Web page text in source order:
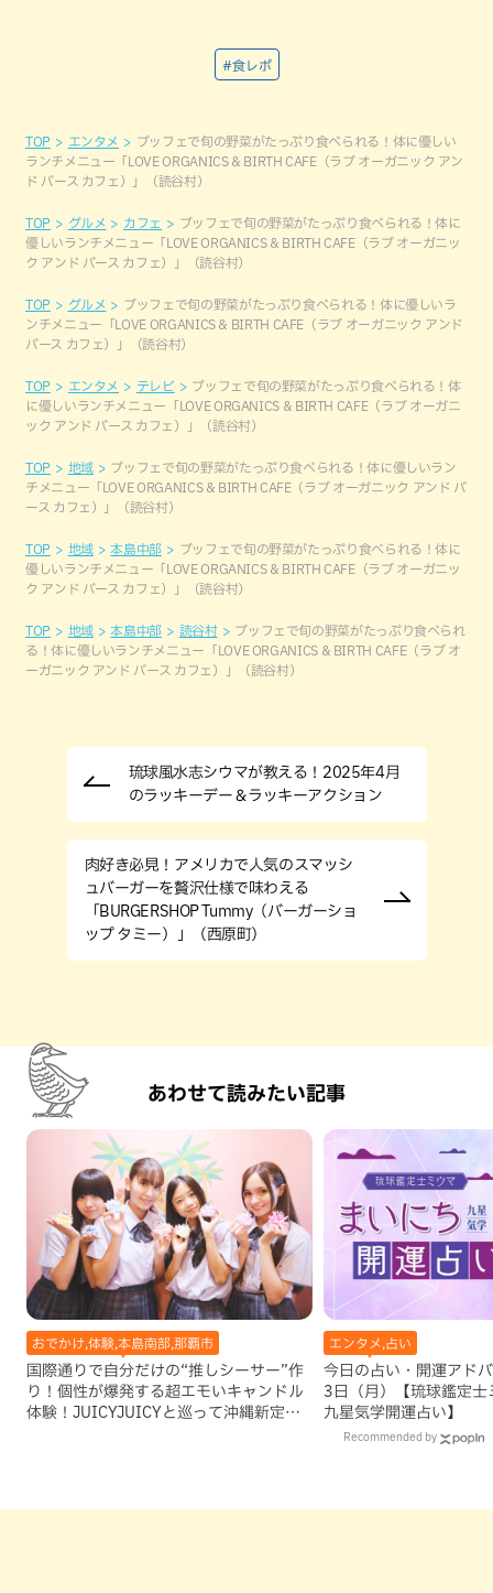
#食レポ
TOP エンタメ
ブッフェで旬の野菜がたっぷり食べられる！体に優しい
ランチメニュー「LOVE ORGANICS & BIRTH CAFE（ラブ オーガニック アン
ド バース カフェ）」（読谷村）
TOP グルメ カフェ
ブッフェで旬の野菜がたっぷり食べられる！体に
優しいランチメニュー「LOVE ORGANICS & BIRTH CAFE（ラブ オーガニッ
ク アンド バース カフェ）」（読谷村）
TOP グルメ
ブッフェで旬の野菜がたっぷり食べられる！体に優しいラ
ンチメニュー「LOVE ORGANICS & BIRTH CAFE（ラブ オーガニック アンド
バース カフェ）」（読谷村）
TOP エンタメ テレビ
ブッフェで旬の野菜がたっぷり食べられる！体
に優しいランチメニュー「LOVE ORGANICS & BIRTH CAFE（ラブ オーガニ
ック アンド バース カフェ）」（読谷村）
TOP 地域
ブッフェで旬の野菜がたっぷり食べられる！体に優しいラン
チメニュー「LOVE ORGANICS & BIRTH CAFE（ラブ オーガニック アンド バ
ース カフェ）」（読谷村）
TOP 地域 本島中部
ブッフェで旬の野菜がたっぷり食べられる！体に
優しいランチメニュー「LOVE ORGANICS & BIRTH CAFE（ラブ オーガニッ
ク アンド バース カフェ）」（読谷村）
TOP 地域 本島中部 読谷村
ブッフェで旬の野菜がたっぷり食べられ
る！体に優しいランチメニュー「LOVE ORGANICS & BIRTH CAFE（ラブ オ
ーガニック アンド バース カフェ）」（読谷村）
琉球風水志シウマが教える！2025年4月
のラッキーデー＆ラッキーアクション
肉好き必見！アメリカで人気のスマッシ
ュバーガーを贅沢仕様で味わえる
「BURGERSHOP Tummy（バーガーショ
ップ タミー）」（西原町）
あわせて読みたい記事
おでかけ,体験,本島南部,那覇市
国際通りで自分だけの“推しシーサー”作
り！個性が爆発する超エモいキャンドル
体験！JUICYJUICYと巡って沖縄新定番
エンタメ,占い
今日の占い・開運アド
3日（月）【琉球鑑定士
九星気学開運占い】
Recommended by